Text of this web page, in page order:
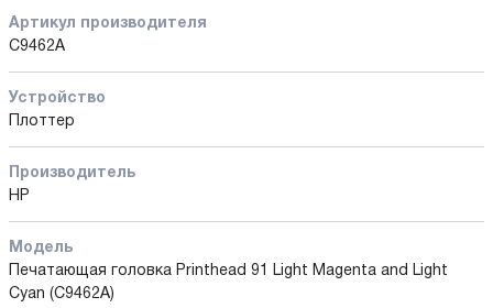
Артикул производителя
C9462A
Устройство
Плоттер
Производитель
HP
Модель
Печатающая головка Printhead 91 Light Magenta and Light
Cyan (C9462A)